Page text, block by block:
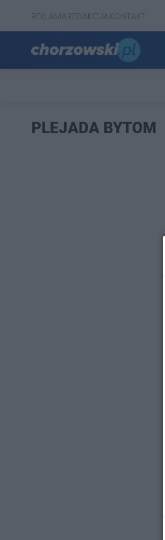
REKLAMAREDAKCJAKONTAKT
PLEJADA BYTOM